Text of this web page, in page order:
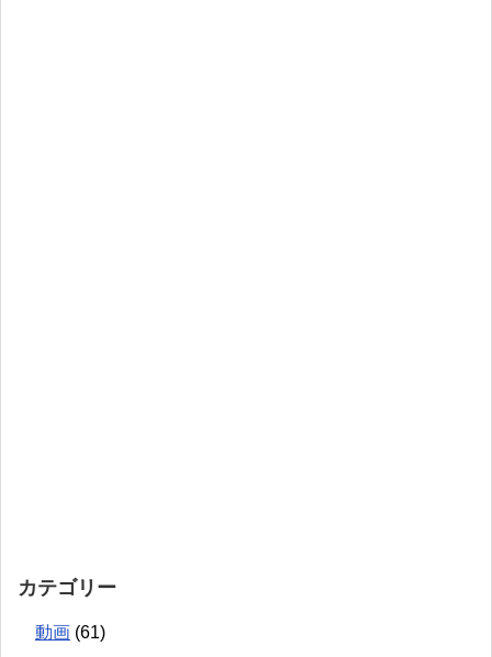
カテゴリー
動画 (61)